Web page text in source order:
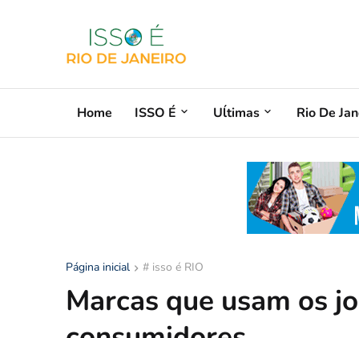
Home ISSO É Uĺtimas Rio De
Página inicial # isso é RIO
Marcas que usam os